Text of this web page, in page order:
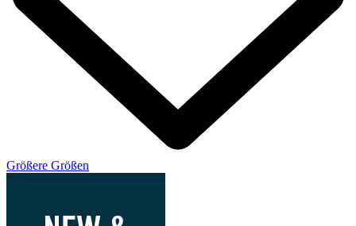
Größere Größen